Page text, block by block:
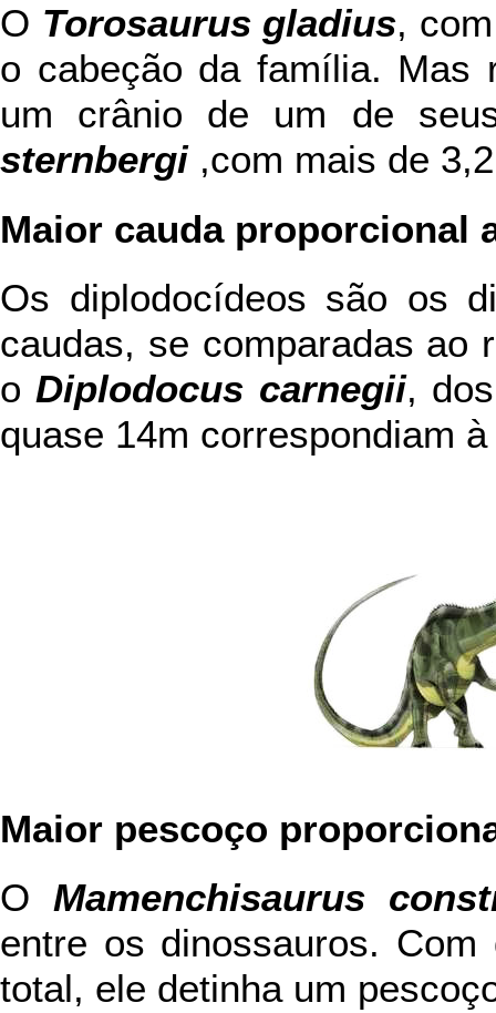
O Torosaurus gladius,
o cabeção da família. Mas
um crânio de um de
sternbergi,com mais de
Maior cauda proporcional
Os diplodocídeos são os
caudas, se comparadas ao
oDiplodocus carnegii,
quase 14m correspondiam
Maior pescoço
O Mamenchisaurus
entre os dinossauros.
total, ele detinha um